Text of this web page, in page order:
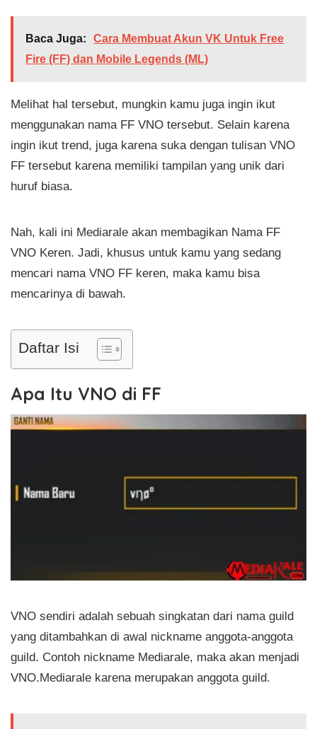
Baca Juga:
Cara Membuat Akun VK Untuk Free
Fire (FF) dan Mobile Legends (ML)
Melihat hal tersebut, mungkin kamu juga ingin ikut
menggunakan nama FF VNO tersebut. Selain karena
ingin ikut trend, juga karena suka dengan tulisan VNO
FF tersebut karena memiliki tampilan yang unik dari
huruf biasa.
Nah, kali ini Mediarale akan membagikan Nama FF
VNO Keren. Jadi, khusus untuk kamu yang sedang
mencari nama VNO FF keren, maka kamu bisa
mencarinya di bawah.
Daftar Isi
Apa Itu VNO di FF
VNO sendiri adalah sebuah singkatan dari nama guild
yang ditambahkan di awal nickname anggota-anggota
guild. Contoh nickname Mediarale, maka akan menjadi
VNO.Mediarale karena merupakan anggota guild.